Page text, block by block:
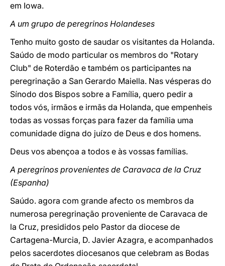
em Iowa.
A um grupo de peregrinos Holandeses
Tenho muito gosto de saudar os visitantes da Holanda.
Saúdo de modo particular os membros do "Rotary
Club" de Roterdão e também os participantes na
peregrinação a San Gerardo Maiella. Nas vésperas do
Sínodo dos Bispos sobre a Família, quero pedir a
todos vós, irmãos e irmãs da Holanda, que empenheis
todas as vossas forças para fazer da família uma
comunidade digna do juízo de Deus e dos homens.
Deus vos abençoa a todos e às vossas famílias.
A peregrinos provenientes de Caravaca de la Cruz
(Espanha)
Saúdo. agora com grande afecto os membros da
numerosa peregrinação proveniente de Caravaca de
la Cruz, presididos pelo Pastor da diocese de
Cartagena-Murcia, D. Javier Azagra, e acompanhados
pelos sacerdotes diocesanos que celebram as Bodas